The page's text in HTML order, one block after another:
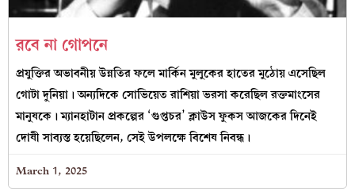
রবে না গোপনে
প্রযুক্তির অভাবনীয় উন্নতির ফলে মার্কিন মুলুকের হাতের মুঠোয় এসেছিল
গোটা দুনিয়া। অন্যদিকে সোভিয়েত রাশিয়া ভরসা করেছিল রক্তমাংসের
মানুষকে। ম্যানহাটান প্রকল্পের ‘গুপ্তচর’ ক্লাউস ফুকস আজকের দিনেই
দোষী সাব্যস্ত হয়েছিলেন, সেই উপলক্ষে বিশেষ নিবন্ধ।
March 1, 2025